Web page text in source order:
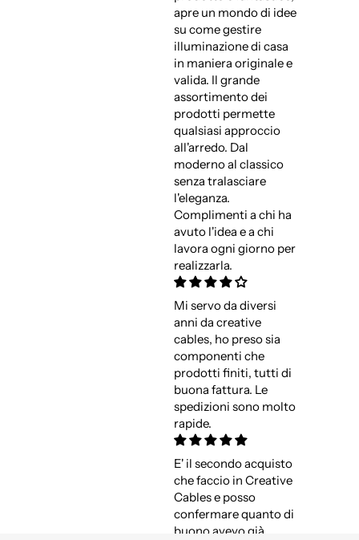
apre un mondo di idee
su come gestire
illuminazione di casa
in maniera originale e
valida. Il grande
assortimento dei
prodotti permette
qualsiasi approccio
all'arredo. Dal
moderno al classico
senza tralasciare
l'eleganza.
Complimenti a chi ha
avuto l'idea e a chi
lavora ogni giorno per
realizzarla.
Mi servo da diversi
anni da creative
cables, ho preso sia
componenti che
prodotti finiti, tutti di
buona fattura. Le
spedizioni sono molto
rapide.
E' il secondo acquisto
che faccio in Creative
Cables e posso
confermare quanto di
buono avevo già